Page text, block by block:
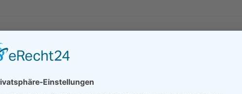
Betreutes Wohnen mit ambulanter Pflege
Adresse:Hinter dem Kloster 12, 95478 Kemnath